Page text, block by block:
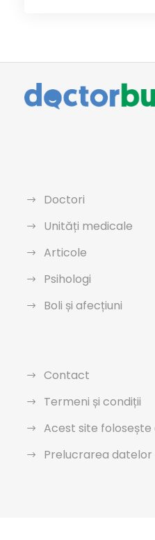
Doctori
Unități medicale
Articole
Psihologi
Boli și afecțiuni
Contact
Termeni și condiții
Acest site
Prelucrarea